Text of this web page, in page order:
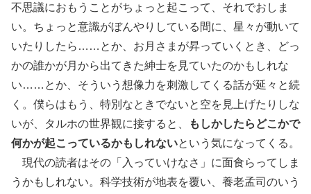
不思議におもうことがちょっと起こって、それでおしま
い。ちょっと意識がぼんやりしている間に、星々が動いて
いたりしたら……とか、お月さまが昇っていくとき、どっ
かの誰かが月から出てきた紳士を見ていたのかもしれな
い……とか、そういう想像力を刺激してくる話が延々と続
く。僕らはもう、特別なときでないと空を見上げたりしな
いが、タルホの世界観に接すると、
もしかしたらどこかで
何かが起こっているかもしれないという気になってくる。
現代の読者はその「入っていけなさ」に面食らってしま
うかもしれない。科学技術が地表を覆い、養老孟司のいう